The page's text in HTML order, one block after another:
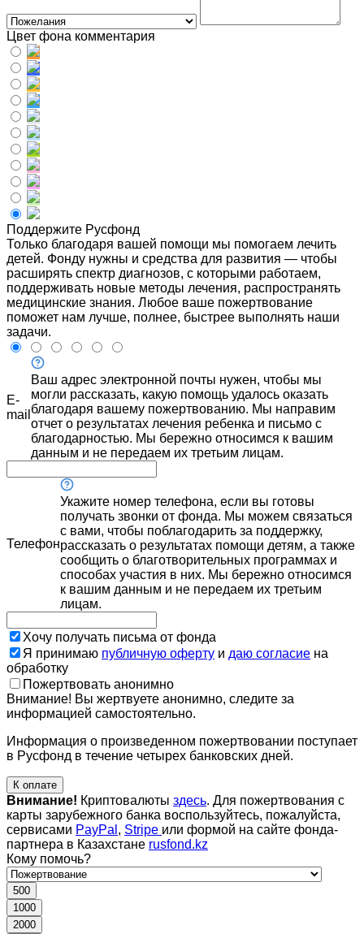
Цвет фона комментария
Поддержите Русфонд
Только благодаря вашей помощи мы помогаем лечить
детей. Фонду нужны и средства для развития — чтобы
расширять спектр диагнозов, с которыми работаем,
поддерживать новые методы лечения, распространять
медицинские знания. Любое ваше пожертвование
поможет нам лучше, полнее, быстрее выполнять наши
задачи.
E-
mail
Ваш адрес электронной почты нужен, чтобы мы
могли рассказать, какую помощь удалось оказать
благодаря вашему пожертвованию. Мы направим
отчет о результатах лечения ребенка и письмо с
благодарностью. Мы бережно относимся к вашим
данным и не передаем их третьим лицам.
Телефон
Укажите номер телефона, если вы готовы
получать звонки от фонда. Мы можем связаться
с вами, чтобы поблагодарить за поддержку,
рассказать о результатах помощи детям, а также
сообщить о благотворительных программах и
способах участия в них. Мы бережно относимся
к вашим данным и не передаем их третьим
лицам.
Хочу получать письма от фонда
Я принимаю публичную оферту и даю согласие на
обработку
Пожертвовать анонимно
Внимание! Вы жертвуете анонимно, следите за
информацией самостоятельно.
Информация о произведенном пожертвовании поступает
в Русфонд в течение четырех банковских дней.
К оплате
Внимание! Криптовалюты здесь. Для пожертвования с
карты зарубежного банка воспользуйтесь, пожалуйста,
сервисами PayPal , Stripe или формой на сайте фонда-
партнера в Казахстане rusfond.kz
Кому помочь?
500
1000
2000